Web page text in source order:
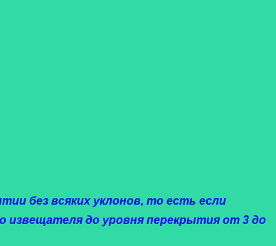
без всяких уклонов, то есть если
извещателя до уровня перекрытия от 3 до